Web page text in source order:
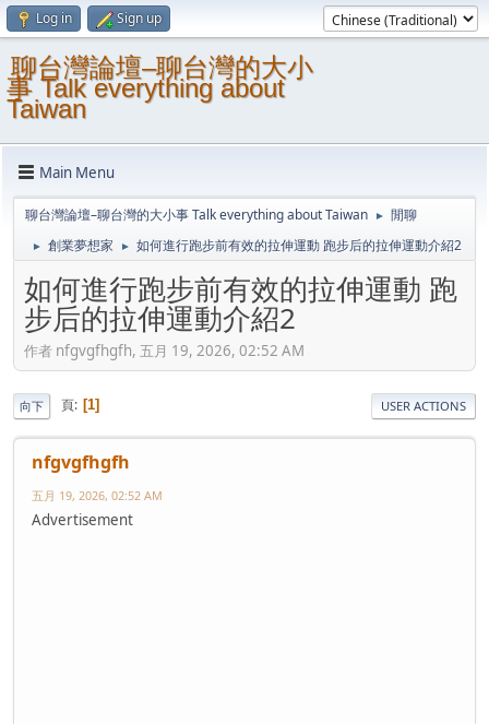
Log in Sign up
聊台灣論壇–聊台灣的大小
事 Talk everything about
Taiwan
Main Menu
聊台灣論壇–聊台灣的大小事 Talk everything about Taiwan ► 閒聊
► 創業夢想家 ► 如何進行跑步前有效的拉伸運動 跑步后的拉伸運動介紹2
如何進行跑步前有效的拉伸運動 跑
步后的拉伸運動介紹2
作者 nfgvgfhgfh, 五月 19, 2026, 02:52 AM
向下 頁 1 USER ACTIONS
nfgvgfhgfh
五月 19, 2026, 02:52 AM
Advertisement